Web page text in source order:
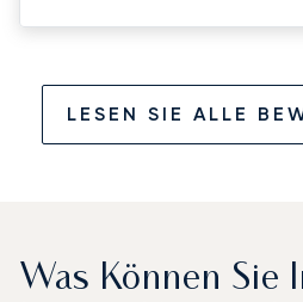
LESEN SIE ALLE
Was Können Sie